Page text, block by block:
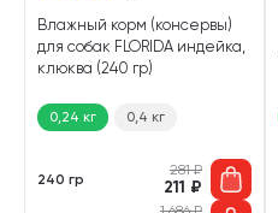
Влажный корм (консервы)
для собак FLORIDA индейка,
клюква (240 гр)
0,24 кг 0,4 кг
240 гр
281₽
211 ₽